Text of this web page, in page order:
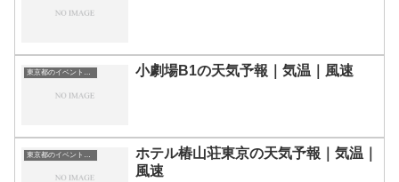
東京都のイベント会場一覧 小劇場B1の天気予報｜気温｜風速
東京都のイベント会場一覧
ホテル椿山荘東京の天気予報｜気温｜
風速